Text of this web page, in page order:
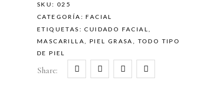
SKU: 025
CATEGORÍA:FACIAL
ETIQUETAS:CUIDADO FACIAL,
MASCARILLA, PIEL GRASA , TODO TIPO
DE PIEL
Share: